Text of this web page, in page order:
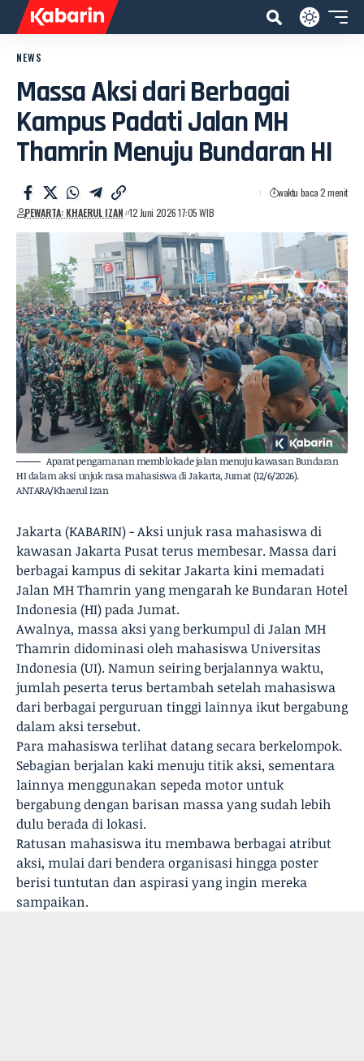
NEWS
Massa Aksi dari Berbagai
Kampus Padati Jalan MH
Thamrin Menuju Bundaran HI
PEWARTA: KHAERUL IZAN 12 Juni 2026 17:05 WIB
waktu baca 2 menit
Aparat pengamanan memblokade jalan menuju kawasan Bundaran
HI dalam aksi unjuk rasa mahasiswa di Jakarta, Jumat (12/6/2026).
ANTARA/Khaerul Izan
Jakarta (KABARIN) - Aksi unjuk rasa mahasiswa di
kawasan Jakarta Pusat terus membesar. Massa dari
berbagai kampus di sekitar Jakarta kini memadati
Jalan MH Thamrin yang mengarah ke Bundaran Hotel
Indonesia (HI) pada Jumat.
Awalnya, massa aksi yang berkumpul di Jalan MH
Thamrin didominasi oleh mahasiswa Universitas
Indonesia (UI). Namun seiring berjalannya waktu,
jumlah peserta terus bertambah setelah mahasiswa
dari berbagai perguruan tinggi lainnya ikut bergabung
dalam aksi tersebut.
Para mahasiswa terlihat datang secara berkelompok.
Sebagian berjalan kaki menuju titik aksi, sementara
lainnya menggunakan sepeda motor untuk
bergabung dengan barisan massa yang sudah lebih
dulu berada di lokasi.
Ratusan mahasiswa itu membawa berbagai atribut
aksi, mulai dari bendera organisasi hingga poster
berisi tuntutan dan aspirasi yang ingin mereka
sampaikan.